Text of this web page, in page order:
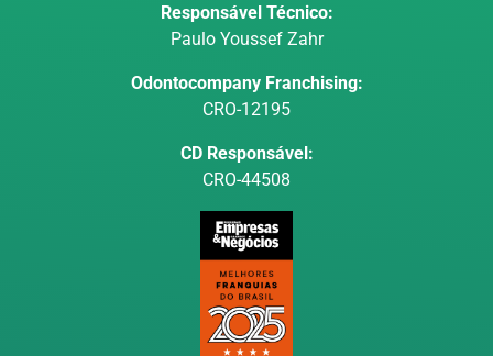
Responsável Técnico:
Paulo Youssef Zahr
Odontocompany Franchising:
CRO-12195
CD Responsável:
CRO-44508